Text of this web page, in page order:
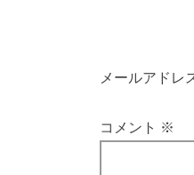
メールアドレ
コメント ※